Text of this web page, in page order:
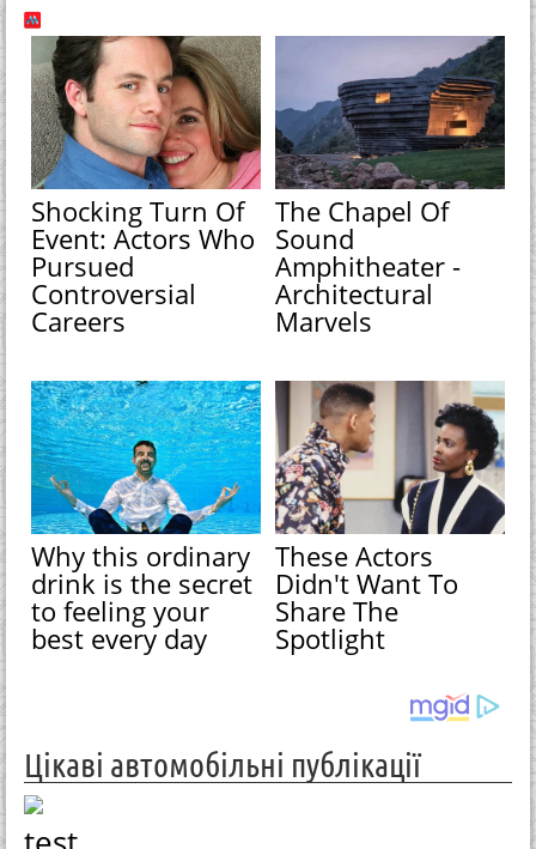
Shocking Turn Of
Event: Actors Who
Pursued
Controversial
Careers
The Chapel Of
Sound
Amphitheater -
Architectural
Marvels
Why this ordinary
drink is the secret
to feeling your
best every day
These Actors
Didn't Want To
Share The
Spotlight
Цікаві автомобільні публікації